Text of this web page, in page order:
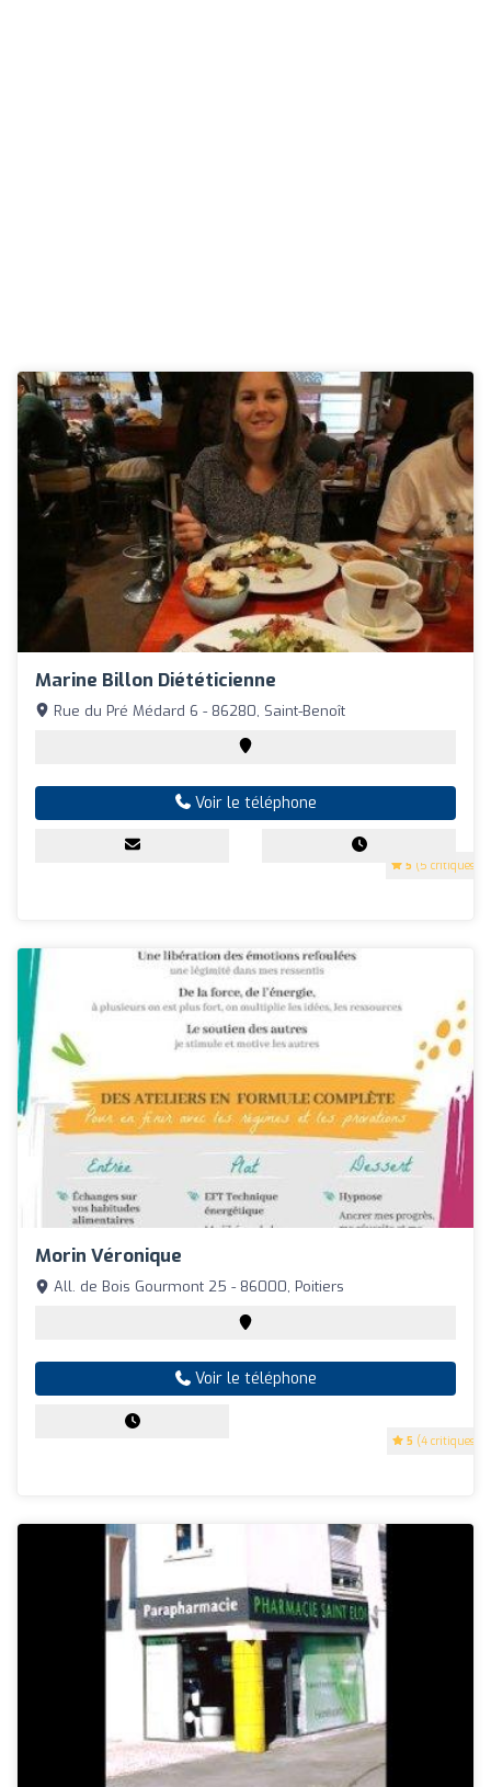
Marine Billon Diététicienne
5 (5 critiques)
Rue du Pré Médard 6 - 86280, Saint-Benoît
Voir le téléphone
Morin Véronique
5 (4 critiques)
All. de Bois Gourmont 25 - 86000, Poitiers
Voir le téléphone